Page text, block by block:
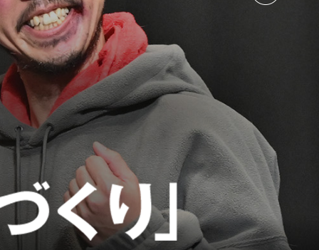
2025年（第13回） 2024年（第12回）
2023年（第11回） 2022年（第10回）
2021年（第9回） 2020年（第8回）
2019年（第7回） 2018年（第6回）
2017年（第5回） 2016年（第4回）
2015年（第3回） 2014年（第2回）
2013年（第1回）
Tour Report